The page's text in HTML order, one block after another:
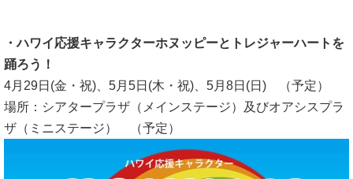
・ハワイ応援キャラクターホヌッピーとトレジャーハートを
踊ろう！
4月29日(金・祝)、5月5日(木・祝)、5月8日(日) （予定）
場所：シアタープラザ（メインステージ）及びオアシスプラ
ザ（ミニステージ） （予定）